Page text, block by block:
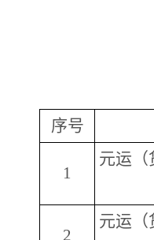
序号
1
元运（
2
元运（